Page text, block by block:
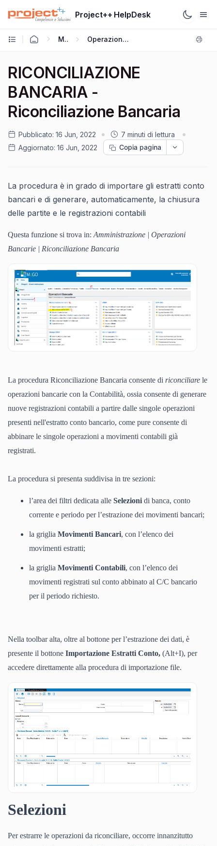
Project++ HelpDesk
Mago4 Operazioni Bancarie
RICONCILIAZIONE
BANCARIA -
Riconciliazione Bancaria
Pubblicato: 16 Jun, 2022
7 minuti di lettura
Aggiornato: 16 Jun, 2022 Copia pagina
La procedura è in grado di importare gli estratti conto
bancari e di generare, automaticamente, la chiusura
delle partite e le registrazioni contabili
Questa funzione si trova in: Amministrazione | Operazioni
Bancarie | Riconciliazione Bancaria
La procedura Riconciliazione Bancaria consente di riconciliare le
operazioni bancarie con la Contabilità, ossia consente di generare
nuove registrazioni contabili a partire dalle singole operazioni
presenti nell'estratto conto bancario, come pure consente di
abbinare le singole operazioni a movimenti contabili già
registrati.
La procedura si presenta suddivisa in tre sezioni:
l’area dei filtri dedicata alle Selezioni di banca, conto
corrente e periodo per l’estrazione dei movimenti bancari;
la griglia Movimenti Bancari, con l’elenco dei
movimenti estratti;
la griglia Movimenti Contabili, con l’elenco dei
movimenti registrati sul conto abbinato al C/C bancario
per il periodo richiesto.
Nella toolbar alta, oltre al bottone per l’estrazione dei dati, è
presente il bottone Importazione Estratti Conto, (Alt+I), per
accedere direttamente alla procedura di importazione file.
Selezioni
Per estrarre le operazioni da riconciliare, occorre innanzitutto